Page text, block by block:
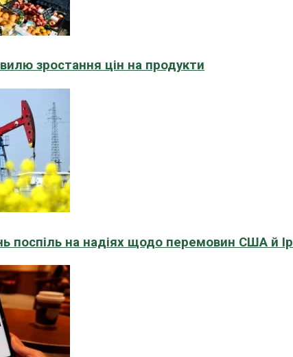
зростання цін на продукти
поспіль на надіях щодо перемовин США й